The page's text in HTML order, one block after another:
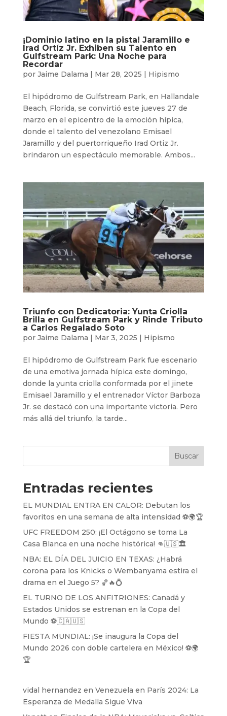
¡Dominio latino en la pista! Jaramillo e
Irad Ortíz Jr. Exhiben su Talento en
Gulfstream Park: Una Noche para
Recordar
por Jaime Dalama | Mar 28, 2025 | Hipismo
El hipódromo de Gulfstream Park, en Hallandale
Beach, Florida, se convirtió este jueves 27 de
marzo en el epicentro de la emoción hípica,
donde el talento del venezolano Emisael
Jaramillo y del puertorriqueño Irad Ortiz Jr.
brindaron un espectáculo memorable. Ambos...
Triunfo con Dedicatoria: Yunta Criolla
Brilla en Gulfstream Park y Rinde Tributo
a Carlos Regalado Soto
por Jaime Dalama | Mar 3, 2025 | Hipismo
El hipódromo de Gulfstream Park fue escenario
de una emotiva jornada hípica este domingo,
donde la yunta criolla conformada por el jinete
Emisael Jaramillo y el entrenador Víctor Barboza
Jr. se destacó con una importante victoria. Pero
más allá del triunfo, la tarde...
Buscar
Entradas recientes
EL MUNDIAL ENTRA EN CALOR: Debutan los
favoritos en una semana de alta intensidad ⚽️🌍🏆
UFC FREEDOM 250: ¡El Octágono se toma La
Casa Blanca en una noche histórica! 👊🇺🇸🏛️
NBA: EL DÍA DEL JUICIO EN TEXAS: ¿Habrá
corona para los Knicks o Wembanyama estira el
drama en el Juego 5? 🏀🔥💍
EL TURNO DE LOS ANFITRIONES: Canadá y
Estados Unidos se estrenan en la Copa del
Mundo ⚽️🇨🇦🇺🇸
FIESTA MUNDIAL: ¡Se inaugura la Copa del
Mundo 2026 con doble cartelera en México! ⚽️🌍
🏆
vidal hernandez en Venezuela en París 2024: La
Esperanza de Medalla Sigue Viva